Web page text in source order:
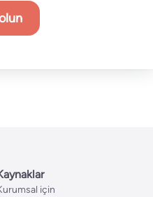
için